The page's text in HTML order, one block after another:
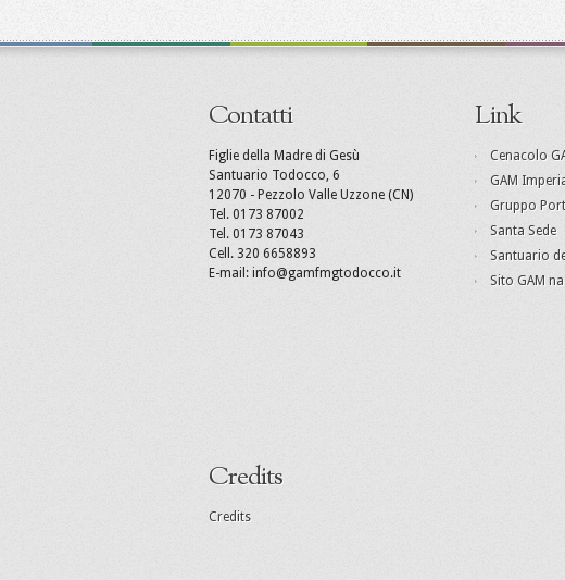
Contatti
Figlie della Madre di Gesù
Santuario Todocco, 6
12070 - Pezzolo Valle Uzzone (CN)
Tel. 0173 87002
Tel. 0173 87043
Cell. 320 6658893
E-mail: info@gamfmgtodocco.it
Link
Cenacolo
GAM
Gruppo
Santa Sede
Santuario
Sito GAM
Credits
Credits